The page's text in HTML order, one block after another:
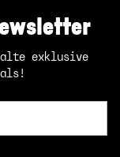
exklusive